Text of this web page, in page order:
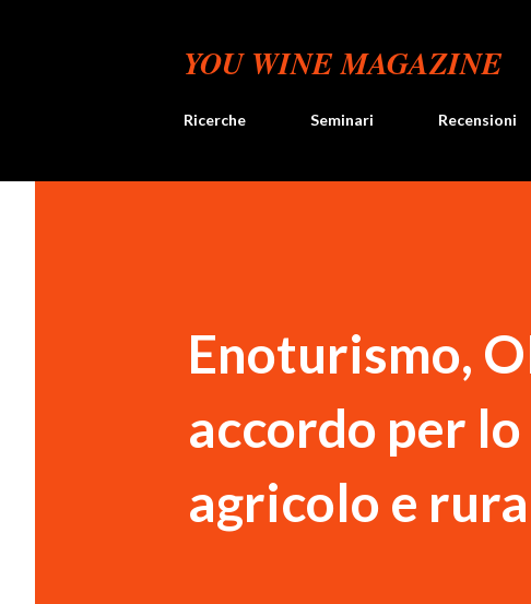
YOU WINE MAGAZINE
Ricerche Seminari Recensioni
Enoturismo,
accordo per
agricolo e